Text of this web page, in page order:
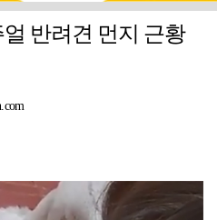
반려견 먼지 근황